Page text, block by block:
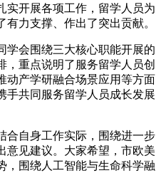
实开展各项工作，留学人员为
力支撑、作出了突出贡献。
会围绕三大核心职能开展的
，重点说明了服务留学人员创
动产学研融合场景应用等方面
手共同服务留学人员成长发展
自身工作实际，围绕进一步
意见建议。大家希望，市欧美
，围绕人工智能与生命科学融